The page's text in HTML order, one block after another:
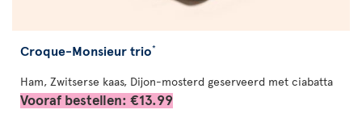
Croque-Monsieur trio*
Ham, Zwitserse kaas, Dijon-mosterd geserveerd met ciabatta
Vooraf bestellen: €13.99